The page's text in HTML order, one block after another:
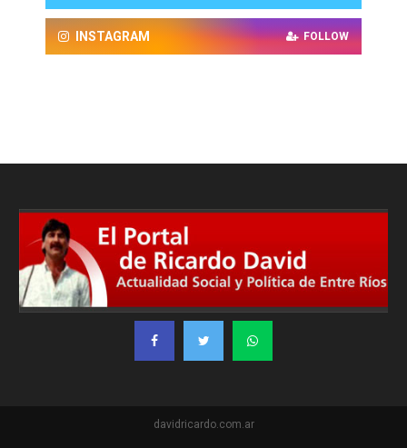
INSTAGRAM FOLLOW
davidricardo.com.ar